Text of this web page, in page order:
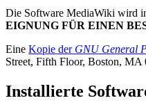
Die Software MediaWiki wird
EIGNUNG FÜR EINEN
Eine Kopie der GNU General
Street, Fifth Floor, Boston, MA
Installierte